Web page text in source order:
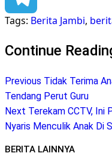
Telegram
Tags: Berita Jambi,
Continue
Previous Tidak Terima
Tendang Perut Guru
Next Terekam CCTV, Ini
Nyaris Menculik Anak Di
BERITA LAINNYA